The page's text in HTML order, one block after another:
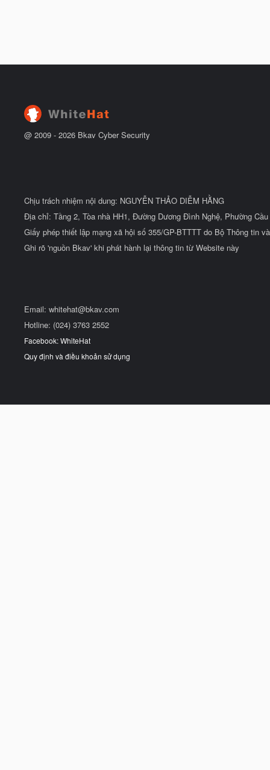
@ 2009 - 2026 Bkav Cyber Security
Chịu trách nhiệm nội dung: NGUYỄN THẢO DIỄM HẰNG
Địa chỉ: Tầng 2, Tòa nhà HH1, Đường Dương Đình Nghệ, Phường
Giấy phép thiết lập mạng xã hội số 355/GP-BTTTT do Bộ Thông tin
Ghi rõ 'nguồn Bkav' khi phát hành lại thông tin từ Website này
Email: whitehat@bkav.com
Hotline: (024) 3763 2552
Facebook: WhiteHat
Quy định và điều khoản sử dụng